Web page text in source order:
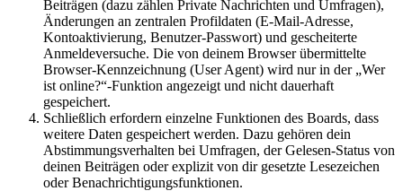
Beiträgen (dazu zählen Private Nachrichten und Umfragen),
Änderungen an zentralen Profildaten (E-Mail-Adresse,
Kontoaktivierung, Benutzer-Passwort) und gescheiterte
Anmeldeversuche. Die von deinem Browser übermittelte
Browser-Kennzeichnung (User Agent) wird nur in der „Wer
ist online?“-Funktion angezeigt und nicht dauerhaft
gespeichert.
Schließlich erfordern einzelne Funktionen des Boards, dass
weitere Daten gespeichert werden. Dazu gehören dein
Abstimmungsverhalten bei Umfragen, der Gelesen-Status von
deinen Beiträgen oder explizit von dir gesetzte Lesezeichen
oder Benachrichtigungsfunktionen.